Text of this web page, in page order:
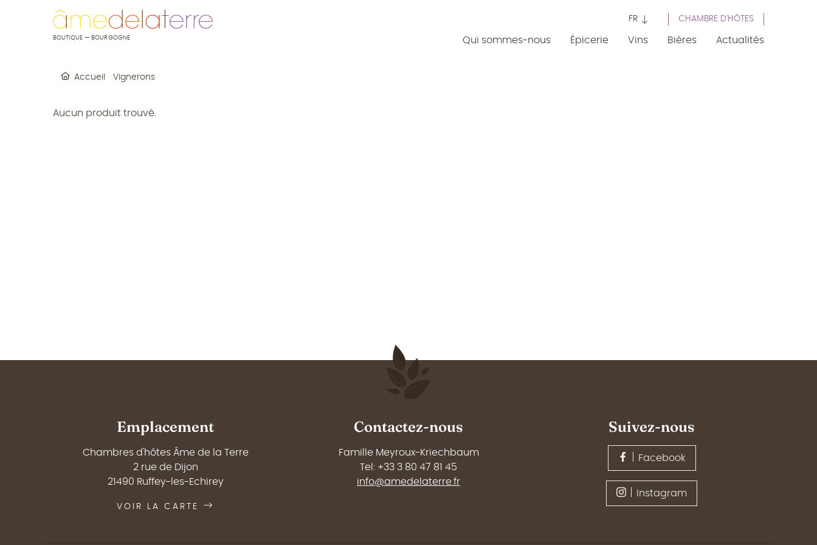
BOUTIQUE — BOURGOGNE
FR CHAMBRE D'HÔTES
Qui sommes-nous Épicerie Vins Bières Actualités
Accueil Vignerons
Aucun produit trouvé.
Emplacement
Chambres d'hôtes Âme de la Terre
2 rue de Dijon
21490 Ruffey-les-Echirey
VOIR LA CARTE
Contactez-nous
Famille Meyroux-Kriechbaum
Tel: +33 3 80 47 81 45
info@amedelaterre.fr
Suivez-nous
Facebook
Instagram